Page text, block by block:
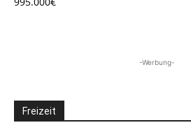
-Werbung-
Freizeit